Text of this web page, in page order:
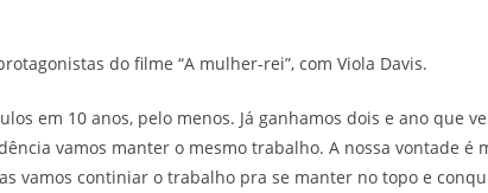
do filme “A mulher-rei”, com Viola Davis.
em 10 anos, pelo menos. Já ganhamos dois e ano que
vamos manter o mesmo trabalho. A nossa vontade é
vamos continiar o trabalho pra se manter no topo e